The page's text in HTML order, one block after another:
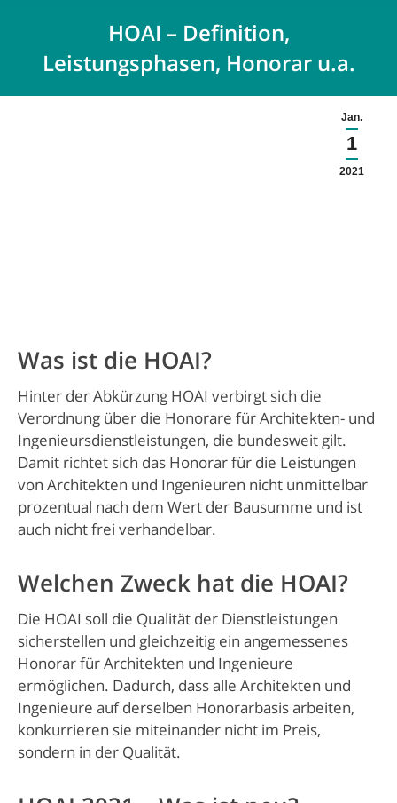
HOAI – Definition,
Leistungsphasen, Honorar u.a.
Jan.
1
2021
Was ist die HOAI?
Hinter der Abkürzung HOAI verbirgt sich die
Verordnung über die Honorare für Architekten- und
Ingenieursdienstleistungen, die bundesweit gilt.
Damit richtet sich das Honorar für die Leistungen
von Architekten und Ingenieuren nicht unmittelbar
prozentual nach dem Wert der Bausumme und ist
auch nicht frei verhandelbar.
Welchen Zweck hat die HOAI?
Die HOAI soll die Qualität der Dienstleistungen
sicherstellen und gleichzeitig ein angemessenes
Honorar für Architekten und Ingenieure
ermöglichen. Dadurch, dass alle Architekten und
Ingenieure auf derselben Honorarbasis arbeiten,
konkurrieren sie miteinander nicht im Preis,
sondern in der Qualität.